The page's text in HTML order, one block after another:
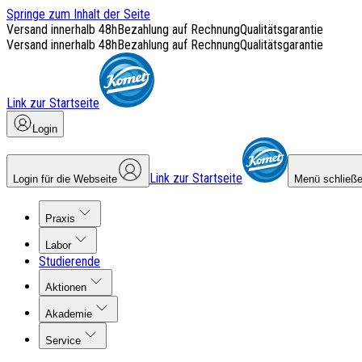
Springe zum Inhalt der Seite
Versand innerhalb 48hBezahlung auf RechnungQualitätsgarantie
Versand innerhalb 48hBezahlung auf RechnungQualitätsgarantie
Link zur Startseite
Login
Login für die Webseite Link zur Startseite Menü
Praxis
Labor
Studierende
Aktionen
Akademie
Service